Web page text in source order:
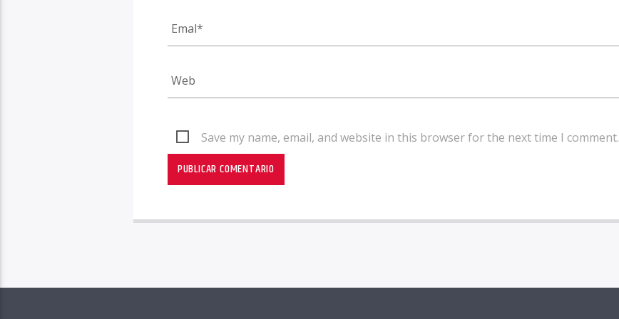
Save my name, email, and website in this browser for the next time I comment.